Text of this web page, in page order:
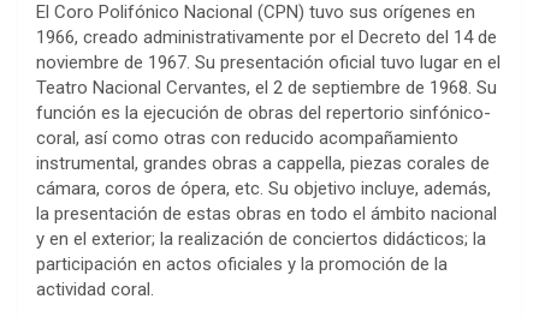
El Coro Polifónico Nacional (CPN) tuvo sus orígenes en
1966, creado administrativamente por el Decreto del 14 de
noviembre de 1967. Su presentación oficial tuvo lugar en el
Teatro Nacional Cervantes, el 2 de septiembre de 1968. Su
función es la ejecución de obras del repertorio sinfónico-
coral, así como otras con reducido acompañamiento
instrumental, grandes obras a cappella, piezas corales de
cámara, coros de ópera, etc. Su objetivo incluye, además,
la presentación de estas obras en todo el ámbito nacional
y en el exterior; la realización de conciertos didácticos; la
participación en actos oficiales y la promoción de la
actividad coral.